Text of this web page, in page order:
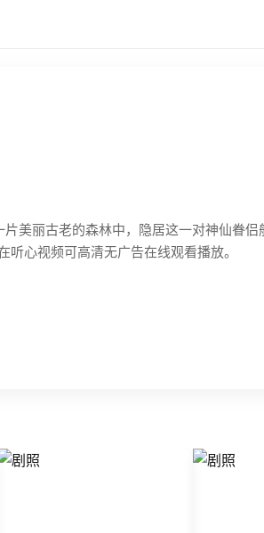
片美丽古老的森林中，隐居这一对神仙眷
心视频可高清无广告在线观看播放。